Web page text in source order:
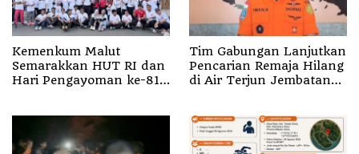
Kemenkum Malut
Semarakkan HUT RI dan
Hari Pengayoman ke-81
Tim Gabungan Lanjutkan
Pencarian Remaja Hilang
di Air Terjun Jembatan